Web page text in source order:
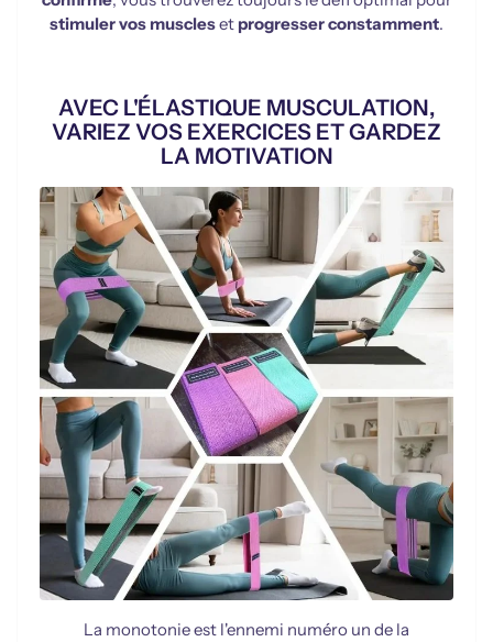
stimuler vos muscleset progresser constamment.
AVEC L'ÉLASTIQUE MUSCULATION,
VARIEZ VOS EXERCICES ET GARDEZ
LA MOTIVATION
La monotonie est l'ennemi numéro un de la